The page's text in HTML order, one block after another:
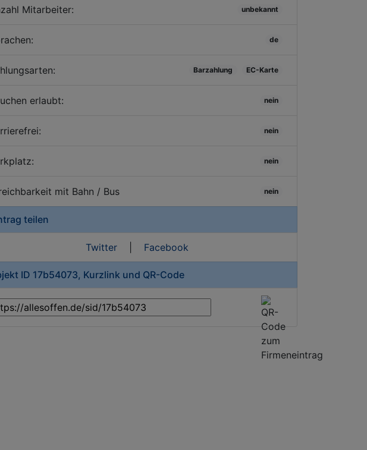
Mitarbeiter: unbekannt
de
Barzahlung EC-Karte
erlaubt: nein
nein
nein
mit Bahn / Bus nein
teilen
Twitter| Facebook
ID 17b54073, Kurzlink und QR-Code